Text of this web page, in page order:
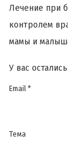
Лечение при
контролем
мамы и
У вас
Email *
Тема